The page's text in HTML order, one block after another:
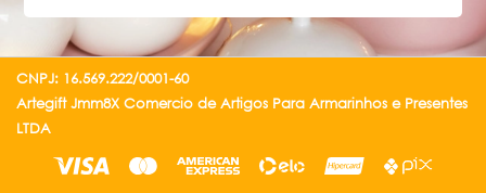
CNPJ: 16.569.222/0001-60
Artegift Jmm8X Comercio de Artigos Para Armarinhos e Presentes
LTDA